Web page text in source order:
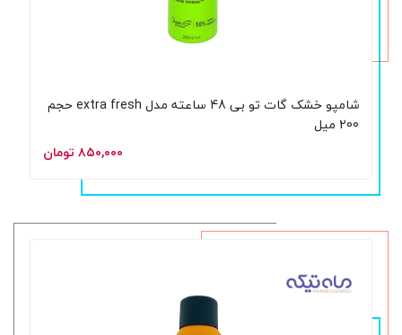
شامپو خشک گات تو بی 48 ساعته مدل extra fresh حجم
200 میل
۸۵۰,۰۰۰ تومان